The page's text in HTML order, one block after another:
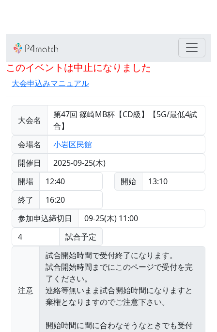
このイベントは中止になりました
大会申込みマニュアル
大会名
第47回 篠崎MB杯【CD級】【5G/最低4試
合】
会場名
小岩区民館
開催日
2025-09-25(木)
開場
12:40 開始
13:10
終了
16:20
参加申込締切日
09-25(木) 11:00
4
試合予定
注意